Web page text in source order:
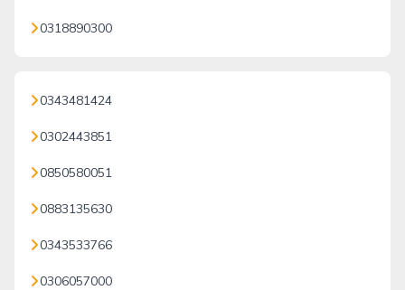
0318890300
0343481424
0302443851
0850580051
0883135630
0343533766
0306057000